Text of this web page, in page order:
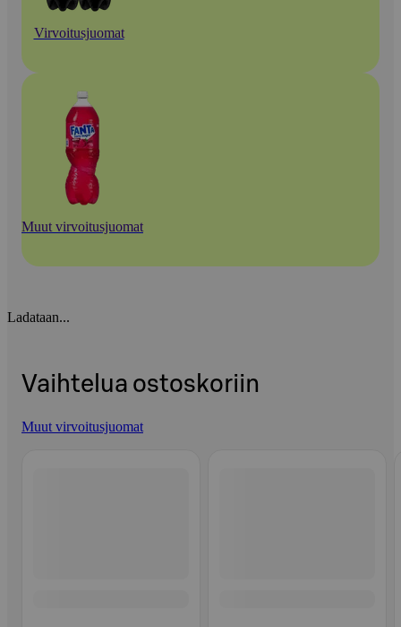
Virvoitusjuomat
Muut virvoitusjuomat
Ladataan...
Vaihtelua ostoskoriin
Muut virvoitusjuomat